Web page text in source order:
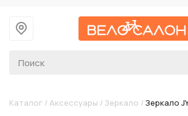
На главную
Каталог / Аксессуары / Зеркало / Зеркало